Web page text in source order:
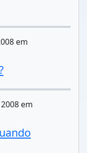
em
em